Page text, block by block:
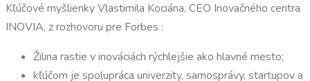
Kľúčové myšlienky Vlastimila Kociána, CEO Inovačného centra
INOVIA, z rozhovoru pre Forbes :
Žilina rastie v inováciách rýchlejšie ako hlavné mesto;
kľúčom je spolupráca univerzity, samosprávy, startupov a